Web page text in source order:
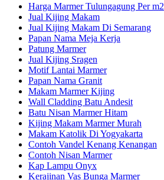
Harga Marmer Tulungagung Per m2
Jual Kijing Makam
Jual Kijing Makam Di Semarang
Papan Nama Meja Kerja
Patung Marmer
Jual Kijing Sragen
Motif Lantai Marmer
Papan Nama Granit
Makam Marmer Kijing
Wall Cladding Batu Andesit
Batu Nisan Marmer Hitam
Kijing Makam Marmer Murah
Makam Katolik Di Yogyakarta
Contoh Vandel Kenang Kenangan
Contoh Nisan Marmer
Kap Lampu Onyx
Kerajinan Vas Bunga Marmer